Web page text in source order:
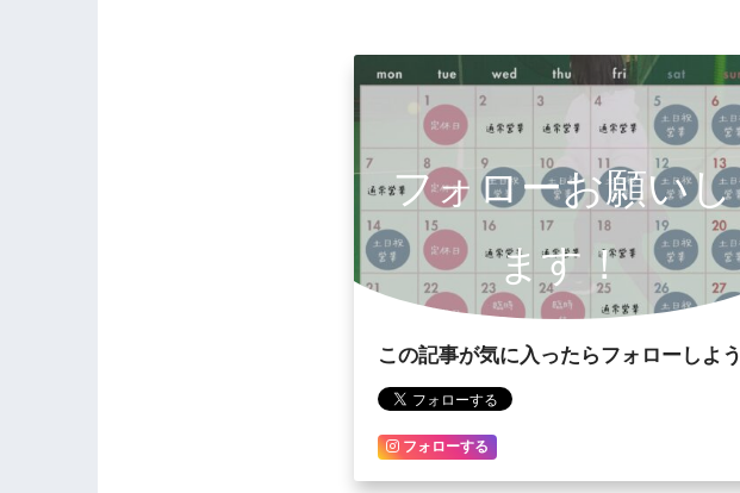
フォローお願いし
ます！
この記事が気に入ったらフォローしよう
フォローする